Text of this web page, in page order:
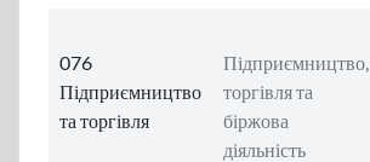
076
Підприємництво
та торгівля
Підприємництво,
торгівля та
біржова
діяльність